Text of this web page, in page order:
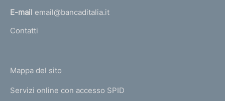
l
m
e
E-mail email@bancaditalia.it
Contatti
L
N
Mappa del sito
Servizi online con accesso SPID